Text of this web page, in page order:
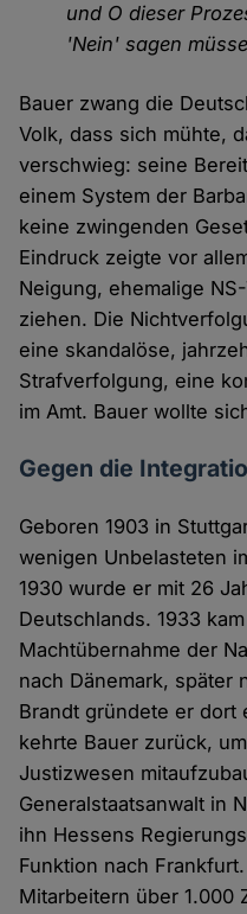
und O dieser
'Nein' sagen
Bauer zwang die
Volk, dass sich mühte,
verschwieg: seine
einem System der
keine zwingenden
Eindruck zeigte vor
Neigung, ehemalige
ziehen. Die
eine skandalöse,
Strafverfolgung, eine
im Amt. Bauer wollte
Gegen die
Geboren 1903 in
wenigen Unbelasteten
1930 wurde er mit 26
Deutschlands. 1933
Machtübernahme der
nach Dänemark, später
Brandt gründete er dort
kehrte Bauer zurück,
Justizwesen
Generalstaatsanwalt in
ihn Hessens
Funktion nach
Mitarbeitern über 1.000